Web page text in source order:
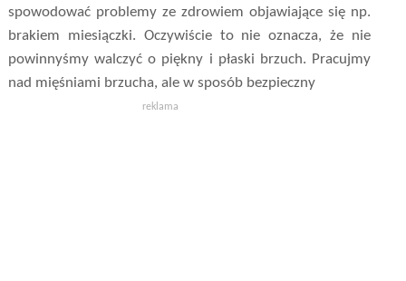
spowodować problemy ze zdrowiem objawiające się np.
brakiem miesiączki. Oczywiście to nie oznacza, że nie
powinnyśmy walczyć o piękny i płaski brzuch. Pracujmy
nad mięśniami brzucha, ale w sposób bezpieczny
reklama